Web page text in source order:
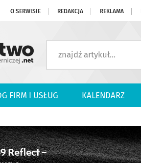
O SERWISIE REDAKCJA REKLAMA
FIRM I USŁUG KALENDARZ